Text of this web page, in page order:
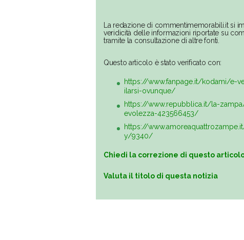
La redazione di commentimemorabili.it si
veridicità delle informazioni riportate su
tramite la consultazione di altre fonti.
Questo articolo è stato verificato con:
https://www.fanpage.it/kodami/e-
ilarsi-ovunque/
https://www.repubblica.it/la-
evolezza-423566453/
https://
y/9340/
Chiedi la correzione di questo
Valuta il titolo di questa notizia